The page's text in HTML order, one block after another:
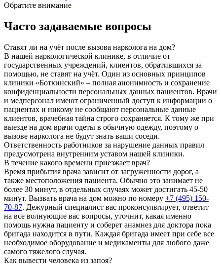
Обратите внимание
Часто задаваемые вопросы
Ставят ли на учёт после вызова нарколога на дом?
В нашей наркологической клинике, в отличие от
государственных учреждений, клиентов, обратившихся за
помощью, не ставят на учёт. Один из основных принципов
клиники «Боткинский» – полная анонимность и сохранение
конфиденциальности персональных данных пациентов. Врачи
и медперсонал имеют ограниченный доступ к информации о
пациентах и никому не сообщают персональные данные
клиентов, врачебная тайна строго сохраняется. К тому же при
выезде на дом врачи одеты в обычную одежду, поэтому о
вызове нарколога не будут знать ваши соседи.
Ответственность работников за нарушение данных правил
предусмотрена внутренним уставом нашей клиники.
В течение какого времени приезжает врач?
Время прибытия врача зависит от загруженности дорог, а
также местоположения пациента. Обычно это занимает не
более 30 минут, в отдельных случаях может достигать 45-50
минут. Вызвать врача на дом можно по номеру +7 (495) 150-
70-87. Дежурный специалист вас проконсультирует, ответит
на все волнующие вас вопросы, уточнит, какая именно
помощь нужна пациенту и соберет анамнез для доктора пока
бригада находится в пути. Каждая бригада имеет при себе все
необходимое оборудование и медикаменты для любого даже
самого тяжелого случая.
Как вывести человека из запоя?